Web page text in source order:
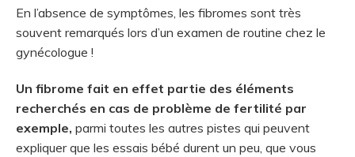
En l’absence de symptômes, les fibromes sont très
souvent remarqués lors d’un examen de routine chez le
gynécologue !
Un fibrome fait en effet partie des éléments
recherchés en cas de problème de fertilité par
exemple, parmi toutes les autres pistes qui peuvent
expliquer que les essais bébé durent un peu, que vous